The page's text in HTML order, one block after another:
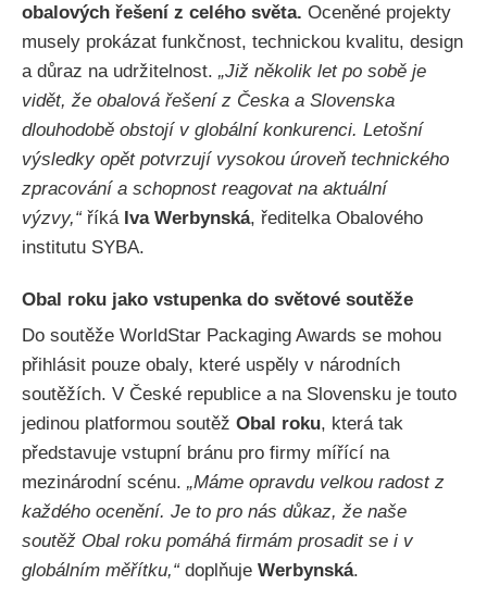
obalových řešení z celého světa. Oceněné projekty
musely prokázat funkčnost, technickou kvalitu, design
a důraz na udržitelnost. „Již několik let po sobě je
vidět, že obalová řešení z Česka a Slovenska
dlouhodobě obstojí v globální konkurenci. Letošní
výsledky opět potvrzují vysokou úroveň technického
zpracování a schopnost reagovat na aktuální
výzvy,“ říká Iva Werbynská, ředitelka Obalového
institutu SYBA.
Obal roku jako vstupenka do světové soutěže
Do soutěže WorldStar Packaging Awards se mohou
přihlásit pouze obaly, které uspěly v národních
soutěžích. V České republice a na Slovensku je touto
jedinou platformou soutěž Obal roku, která tak
představuje vstupní bránu pro firmy mířící na
mezinárodní scénu. „Máme opravdu velkou radost z
každého ocenění. Je to pro nás důkaz, že naše
soutěž Obal roku pomáhá firmám prosadit se i v
globálním měřítku,“ doplňuje Werbynská.